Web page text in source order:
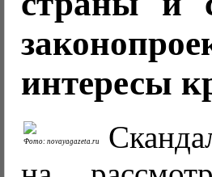
интересы
Фото: novayagazeta.ru